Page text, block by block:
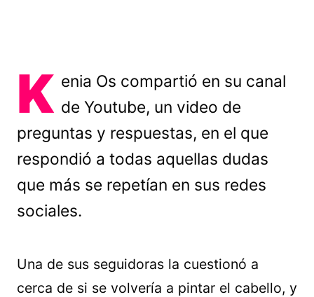
K enia Os compartió en su canal
de Youtube, un video de
preguntas y respuestas, en el que
respondió a todas aquellas dudas
que más se repetían en sus redes
sociales.
Una de sus seguidoras la cuestionó a
cerca de si se volvería a pintar el cabello, y